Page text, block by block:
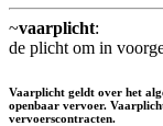
~vaarplicht:
de plicht om in
Vaarplicht geldt over het
openbaar vervoer.
vervoerscontracten.